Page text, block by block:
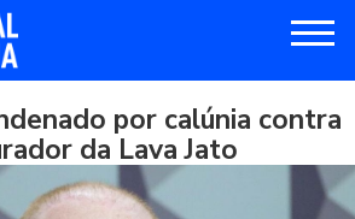
por calúnia contra
da Lava Jato